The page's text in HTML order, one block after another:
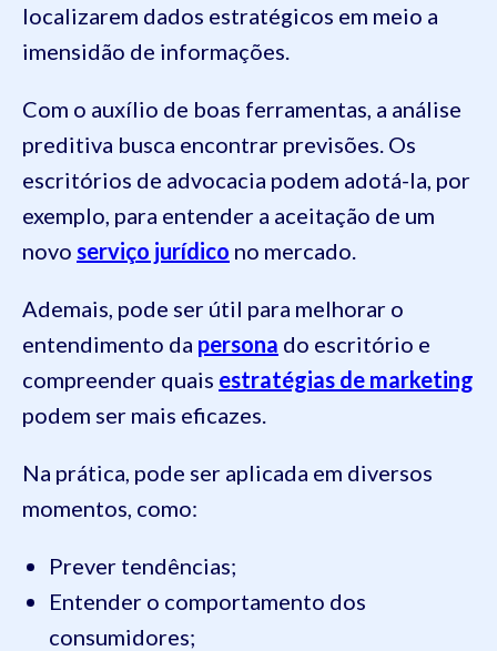
localizarem dados estratégicos em meio a
imensidão de informações.
Com o auxílio de boas ferramentas, a análise
preditiva busca encontrar previsões. Os
escritórios de advocacia podem adotá-la, por
exemplo, para entender a aceitação de um
novo serviço jurídico no mercado.
Ademais, pode ser útil para melhorar o
entendimento da persona do escritório e
compreender quais estratégias de marketing
podem ser mais eficazes.
Na prática, pode ser aplicada em diversos
momentos, como:
Prever tendências;
Entender o comportamento dos
consumidores;